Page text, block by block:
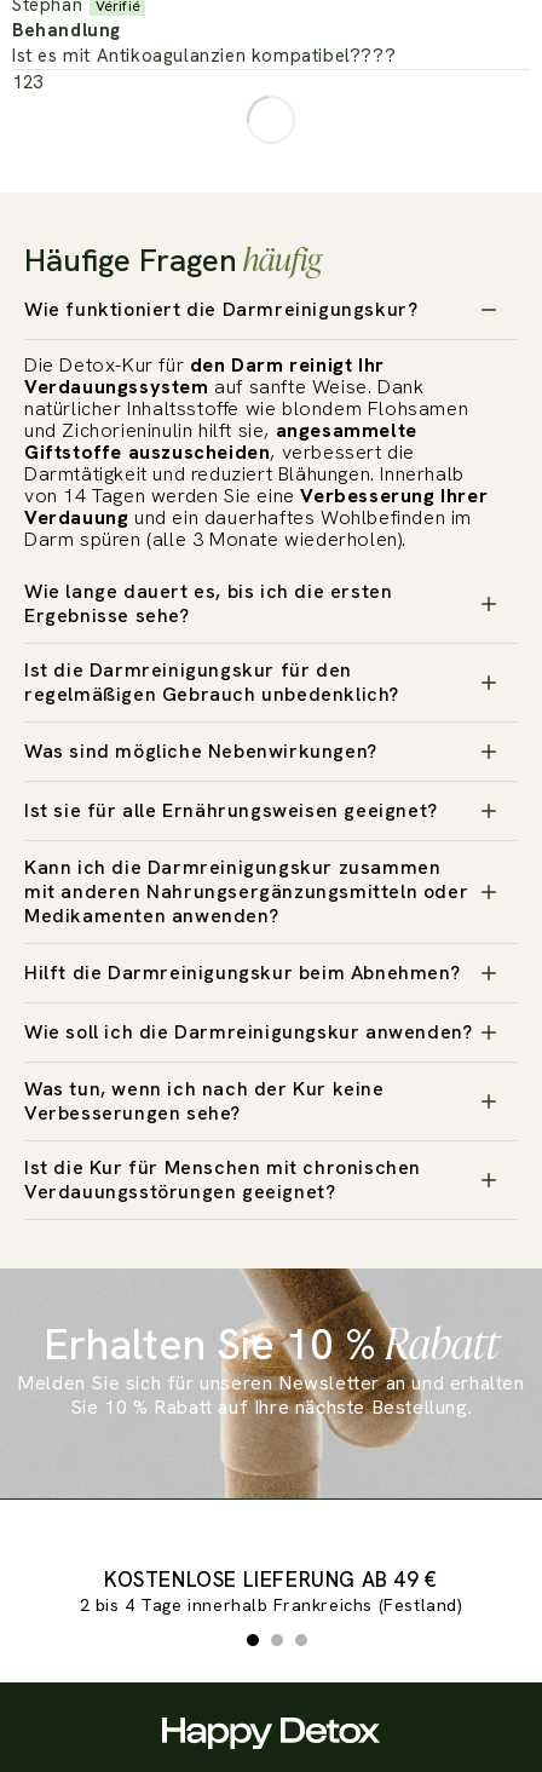
Stephan
Behandlung
Ist es mit Antikoagulanzien kompatibel????
123
Häufige Fragen häufig
Wie funktioniert die Darmreinigungskur?
Die Detox-Kur für den Darm reinigt Ihr
Verdauungssystem auf sanfte Weise. Dank
natürlicher Inhaltsstoffe wie blondem Flohsamen
und Zichorieninulin hilft sie, angesammelte
Giftstoffe auszuscheiden, verbessert die
Darmtätigkeit und reduziert Blähungen. Innerhalb
von 14 Tagen werden Sie eineVerbesserung Ihrer
Verdauung und ein dauerhaftes Wohlbefinden im
Darm spüren (alle 3 Monate wiederholen).
Wie lange dauert es, bis ich die ersten
Ergebnisse sehe?
Ist die Darmreinigungskur für den
regelmäßigen Gebrauch unbedenklich?
Was sind mögliche Nebenwirkungen?
Ist sie für alle Ernährungsweisen geeignet?
Kann ich die Darmreinigungskur zusammen
mit anderen Nahrungsergänzungsmitteln oder
Medikamenten anwenden?
Hilft die Darmreinigungskur beim Abnehmen?
Wie soll ich die Darmreinigungskur anwenden?
Was tun, wenn ich nach der Kur keine
Verbesserungen sehe?
Ist die Kur für Menschen mit chronischen
Verdauungsstörungen geeignet?
Erhalten Sie 10 %Rabatt
Melden Sie sich für unseren Newsletter an und erhalten
Sie 10 % Rabatt auf Ihre nächste Bestellung.
KOSTENLOSE LIEFERUNG AB 49 €
2 bis 4 Tage innerhalb Frankreichs (Festland)